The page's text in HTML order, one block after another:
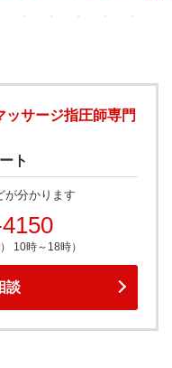
サージ指圧師専門
ト
が分かります
10時～18時）
談